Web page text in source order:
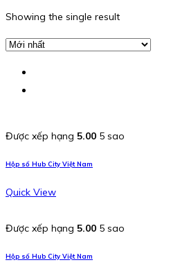
Showing the single result
Được xếp hạng 5.00 5 sao
Hộp số Hub City Việt Nam
Quick View
Được xếp hạng 5.00 5 sao
Hộp số Hub City Việt Nam